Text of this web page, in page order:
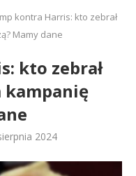
kontra Harris: kto zebrał
Mamy dane
kto zebrał
kampanię
2024